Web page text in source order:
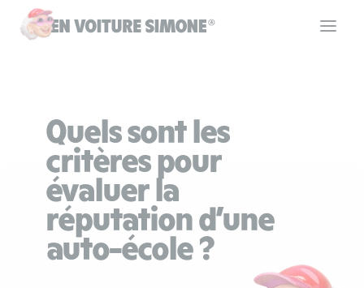
Permis de conduire
Allô Simone
Aide
Quels sont les
critères pour
évaluer la
réputation d’une
auto-école ?